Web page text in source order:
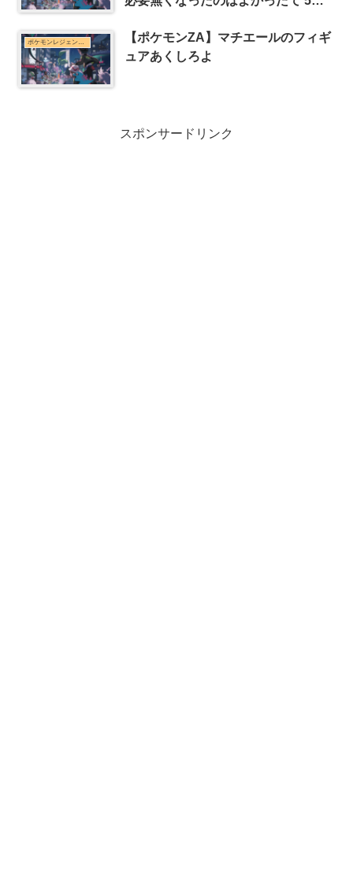
ポケモンレジェンズZ-Aまとめ
【ポケモンZA】マチエールのフィギ
ュアあくしろよ
スポンサードリンク